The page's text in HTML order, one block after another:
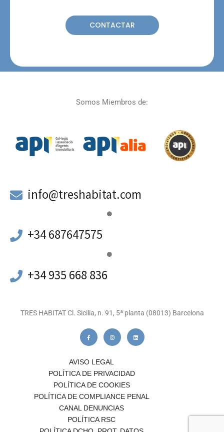
Somos Miembros de:
info@treshabitat.com
+34 687647575
+34 935 668 836
TRES HABITAT Cl. Sicilia, n. 91, 5ª planta (08013) Barcelona
AVISO LEGAL
POLÍTICA DE PRIVACIDAD
POLÍTICA DE COOKIES
POLÍTICA DE COMPLIANCE PENAL
CANAL DENUNCIAS
POLÍTICA RSC